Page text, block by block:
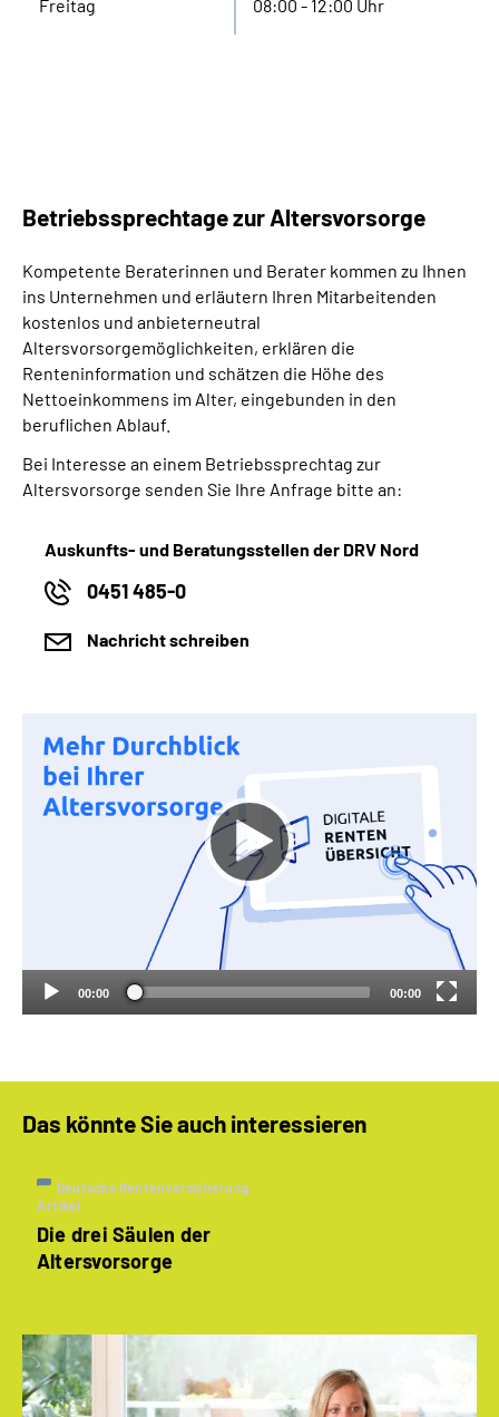
Freitag 08:00 - 12:00 Uhr
Betriebssprechtage zur Altersvorsorge
Kompetente Beraterinnen und Berater kommen zu Ihnen
ins Unternehmen und erläutern Ihren Mitarbeitenden
kostenlos und anbieterneutral
Altersvorsorgemöglichkeiten, erklären die
Renteninformation und schätzen die Höhe des
Nettoeinkommens im Alter, eingebunden in den
beruflichen Ablauf.
Bei Interesse an einem Betriebssprechtag zur
Altersvorsorge senden Sie Ihre Anfrage bitte an:
Auskunfts- und Beratungsstellen der DRV Nord
0451 485-0
Nachricht schreiben
00:00 00:00
Das könnte Sie auch interessieren
Deutsche Rentenversicherung
Artikel
Die drei Säulen der
Altersvorsorge